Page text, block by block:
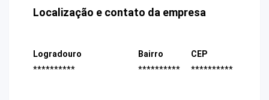
Localização e contato da empresa
Logradouro
**********
Bairro
**********
CEP
**********